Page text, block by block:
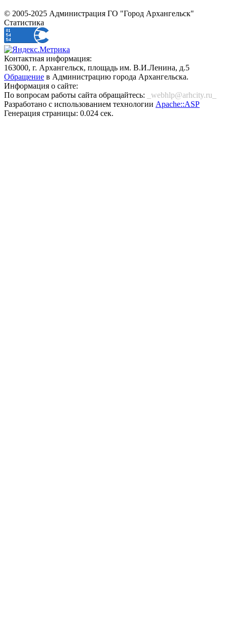
© 2005-2025 Администрация ГО "Город Архангельск"
Статистика
Контактная информация:
163000, г. Архангельск, площадь им. В.И.Ленина, д.5
Обращение в Администрацию города Архангельска.
Информация о сайте:
По вопросам работы сайта обращайтесь:
_webhlp@arhcity.ru_
Разработано с использованием технологии Apache::ASP
Генерация страницы: 0.024 сек.